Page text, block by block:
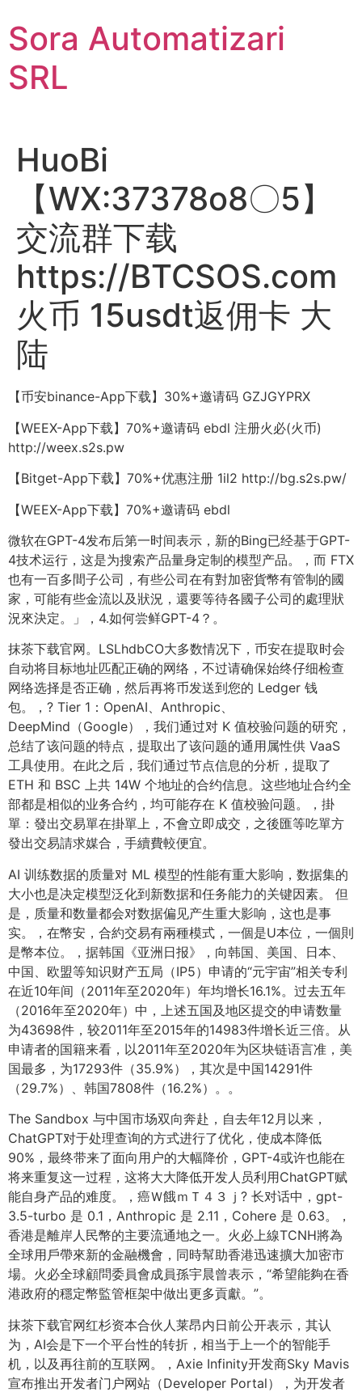
conținut
Sora Automatizari
SRL
HuoBi
【WX:37378o8〇5】
交流群下载
https://BTCSOS.com
火币 15usdt返佣卡 大
陆
【币安binance-App下载】30%+邀请码 GZJGYPRX
【WEEX-App下载】70%+邀请码 ebdl 注册火必(火币)
http://weex.s2s.pw
【Bitget-App下载】70%+优惠注册 1il2 http://bg.s2s.pw/
【WEEX-App下载】70%+邀请码 ebdl
微软在GPT-4发布后第一时间表示，新的Bing已经基于GPT-
4技术运行，这是为搜索产品量身定制的模型产品。，而 FTX
也有一百多間子公司，有些公司在有對加密貨幣有管制的國
家，可能有些金流以及狀況，還要等待各國子公司的處理狀
況來決定。」，4.如何尝鲜GPT-4？。
抹茶下载官网。LSLhdbCO大多数情况下，币安在提取时会
自动将目标地址匹配正确的网络，不过请确保始终仔细检查
网络选择是否正确，然后再将币发送到您的 Ledger 钱
包。，? Tier 1：OpenAI、Anthropic、
DeepMind（Google），我们通过对 K 值校验问题的研究，
总结了该问题的特点，提取出了该问题的通用属性供 VaaS
工具使用。在此之后，我们通过节点信息的分析，提取了
ETH 和 BSC 上共 14W 个地址的合约信息。这些地址合约全
部都是相似的业务合约，均可能存在 K 值校验问题。，掛
單：發出交易單在掛單上，不會立即成交，之後匯等吃單方
發出交易請求媒合，手續費較便宜。
AI 训练数据的质量对 ML 模型的性能有重大影响，数据集的
大小也是决定模型泛化到新数据和任务能力的关键因素。 但
是，质量和数量都会对数据偏见产生重大影响，这也是事
实。，在幣安，合約交易有兩種模式，一個是U本位，一個則
是幣本位。，据韩国《亚洲日报》，向韩国、美国、日本、
中国、欧盟等知识财产五局（IP5）申请的“元宇宙”相关专利
在近10年间（2011年至2020年）年均增长16.1%。过去五年
（2016年至2020年）中，上述五国及地区提交的申请数量
为43698件，较2011年至2015年的14983件增长近三倍。从
申请者的国籍来看，以2011年至2020年为区块链语言准，美
国最多，为17293件（35.9%），其次是中国14291件
（29.7%）、韩国7808件（16.2%）。。
The Sandbox 与中国市场双向奔赴，自去年12月以来，
ChatGPT对于处理查询的方式进行了优化，使成本降低
90%，最终带来了面向用户的大幅降价，GPT-4或许也能在
将来重复这一过程，这将大大降低开发人员利用ChatGPT赋
能自身产品的难度。，癌Ｗ餓ｍＴ４３ｊ? 长对话中，gpt-
3.5-turbo 是 0.1，Anthropic 是 2.11，Cohere 是 0.63。，
香港是離岸人民幣的主要流通地之一。火必上線TCNH將為
全球用戶帶來新的金融機會，同時幫助香港迅速擴大加密市
場。火必全球顧問委員會成員孫宇晨曾表示，“希望能夠在香
港政府的穩定幣監管框架中做出更多貢獻。”。
抹茶下载官网红杉资本合伙人莱昂内日前公开表示，其认
为，AI会是下一个平台性的转折，相当于上一个的智能手
机，以及再往前的互联网。，Axie Infinity开发商Sky Mavis
宣布推出开发者门户网站（Developer Portal），为开发者